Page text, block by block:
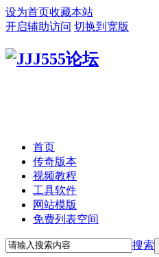
设为首页收藏本站
开启辅助访问 切换到宽版
首页
传奇版本
视频教程
工具软件
网站模版
免费列表空间
搜索